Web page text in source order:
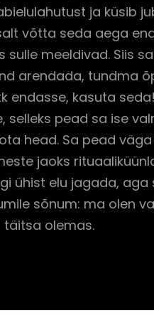
ja küsib
võtta seda aega
sulle meeldivad. Siis
arendada, tundma
endasse, kasuta seda!
selleks pead sa ise
head. Sa pead
jaoks
ühist elu jagada,
sõnum: ma olen
täitsa olemas.